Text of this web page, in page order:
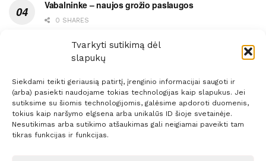
Tvarkyti sutikimą dėl
slapukų
Siekdami teikti geriausią patirtį, įrenginio informacijai saugoti ir
(arba) pasiekti naudojame tokias technologijas kaip slapukus. Jei
sutiksime su šiomis technologijomis, galėsime apdoroti duomenis,
tokius kaip naršymo elgsena arba unikalūs ID šioje svetainėje.
Nesutikimas arba sutikimo atšaukimas gali neigiamai paveikti tam
tikras funkcijas ir funkcijas.
Vabalninke – naujos grožio paslaugos
0 SHARES
Vytauto gatvės grimasos, arba užsitęsusi Biržų gėda
0 SHARES
Prenumerata Reklama